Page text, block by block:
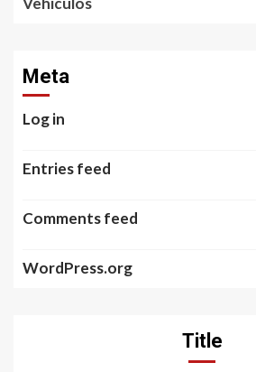
Meta
Log in
Entries feed
Comments feed
WordPress.org
Title